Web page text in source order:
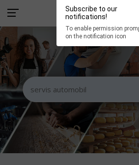
Subscribe to our
notifications!
To enable permission
on the notification icon